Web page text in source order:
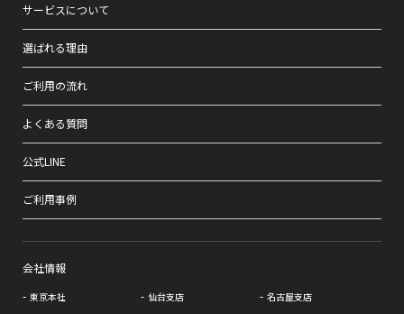
サービスについて
選ばれる理由
ご利用の流れ
よくある質問
公式LINE
ご利用事例
会社情報
東京本社 仙台支店
名古屋支店